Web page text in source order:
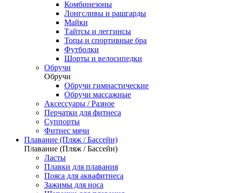
Комбинезоны
Лонгсливы и рашгарды
Майки
Тайтсы и леггинсы
Топы и спортивные бра
Футболки
Шорты и велосипедки
Обручи
Обручи
Обручи гимнастические
Обручи массажные
Аксессуары / Разное
Перчатки для фитнеса
Суппорты
Фитнес мячи
Плавание (Пляж / Бассейн)
Плавание (Пляж / Бассейн)
Ласты
Плавки для плавания
Пояса для аквафитнеса
Зажимы для носа